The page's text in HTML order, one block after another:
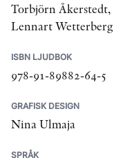
Torbjörn Åkerstedt,
Lennart Wetterberg
ISBN LJUDBOK
978-91-89882-64-5
GRAFISK DESIGN
Nina Ulmaja
SPRÅK